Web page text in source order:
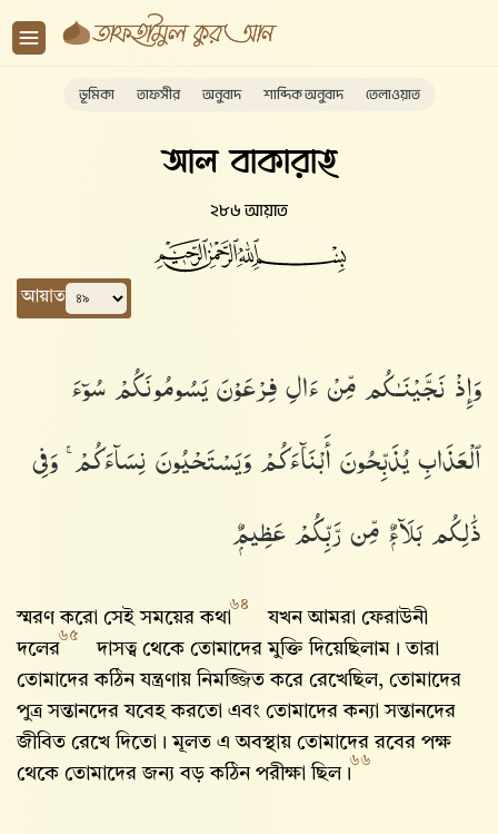
ভূমিকা তাফসীর অনুবাদ শাব্দিক অনুবাদ তেলাওয়াত
আল বাকারাহ
২৮৬ আয়াত
আয়াত
وَإِذْ نَجَّيْنَـٰكُم مِّنْ ءَالِ فِرْعَوْنَ يَسُومُونَكُمْ سُوٓءَ
ٱلْعَذَابِ يُذَبِّحُونَ أَبْنَآءَكُمْ وَيَسْتَحْيُونَ نِسَآءَكُمْ ۚ وَفِى
ذَٰلِكُم بَلَآءٌۭ مِّن رَّبِّكُمْ عَظِيمٌۭ
স্মরণ করো সেই সময়ের কথা
৬৪
যখন আমরা ফেরাউনী
দলের
৬৫
দাসত্ব থেকে তোমাদের মুক্তি দিয়েছিলাম। তারা
তোমাদের কঠিন যন্ত্রণায় নিমজ্জিত করে রেখেছিল, তোমাদের
পুত্র সন্তানদের যবেহ করতো এবং তোমাদের কন্যা সন্তানদের
জীবিত রেখে দিতো। মূলত এ অবস্থায় তোমাদের রবের পক্ষ
থেকে তোমাদের জন্য বড় কঠিন পরীক্ষা ছিল।
৬৬